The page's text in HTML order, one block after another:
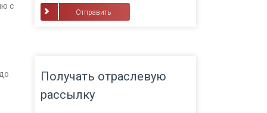
с
до
⠀Отправить⠀
Получать отраслевую
рассылку